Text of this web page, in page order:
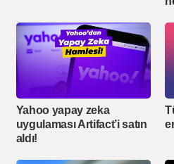
Yahoo yapay zeka
uygulaması Artifact’i satın
aldı!